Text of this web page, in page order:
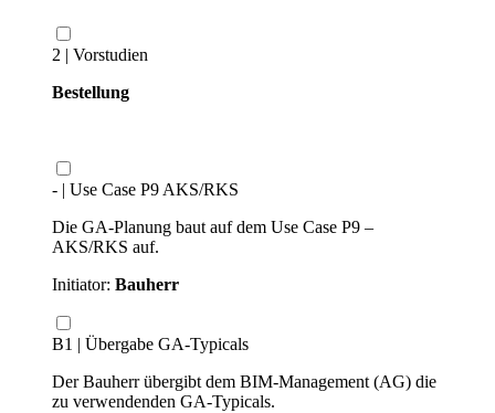
2 | Vorstudien
Bestellung
- | Use Case P9 AKS/RKS
Die GA-Planung baut auf dem Use Case P9 –
AKS/RKS auf.
Initiator: Bauherr
B1 | Übergabe GA-Typicals
Der Bauherr übergibt dem BIM-Management (AG) die
zu verwendenden GA-Typicals.